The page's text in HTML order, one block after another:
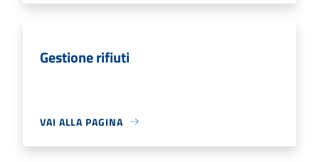
Gestione rifiuti
VAI ALLA PAGINA